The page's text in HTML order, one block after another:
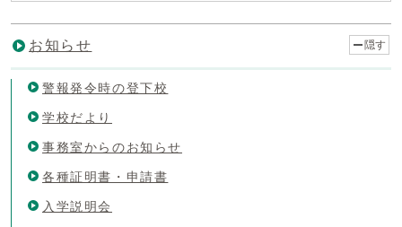
お知らせ 隠す
警報発令時の登下校
学校だより
事務室からのお知らせ
各種証明書・申請書
入学説明会